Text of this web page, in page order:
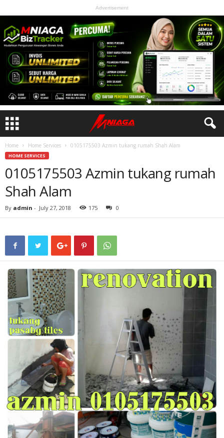
Advertisement
Home Home Services 0105175503 Azmin tukang rumah Shah Alam
HOME SERVICES
0105175503 Azmin tukang rumah
Shah Alam
By admin - July 27, 2018 175 0